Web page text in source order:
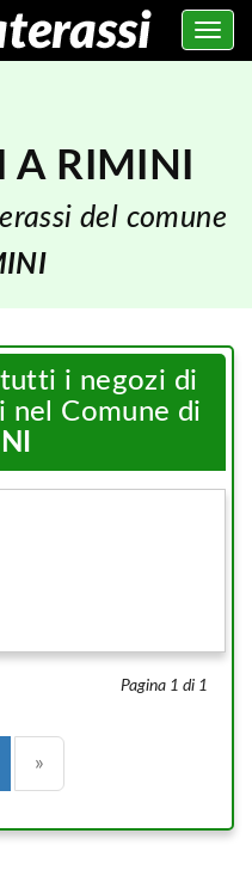
Toggle
A RIMINI
del comune
i negozi di
nel Comune di
Pagina 1 di 1
(current)
»